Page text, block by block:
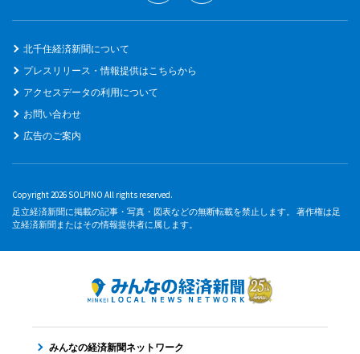
北千住経済新聞について
プレスリリース・情報提供はこちらから
アクセスデータの利用について
お問い合わせ
広告のご案内
Copyright 2026 SOLPINO All rights reserved.
足立経済新聞に掲載の記事・写真・図表などの無断転載を禁止します。 著作権は足
立経済新聞またはその情報提供者に属します。
みんなの経済新聞ネットワーク